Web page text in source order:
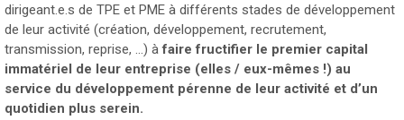
dirigeant.e.s de TPE et PME à différents stades de développement
de leur activité (création, développement, recrutement,
transmission, reprise, …) àfaire fructifier le premier capital
immatériel de leur entreprise (elles / eux-mêmes !) au
service du développement pérenne de leur activité et d’un
quotidien plus serein.